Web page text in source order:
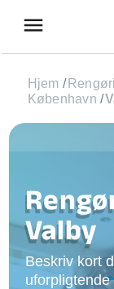
menu
Hjem /
København /
Valby
Beskriv kort